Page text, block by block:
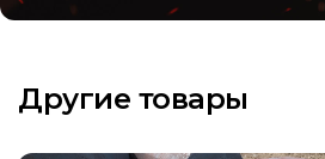
Другие товары